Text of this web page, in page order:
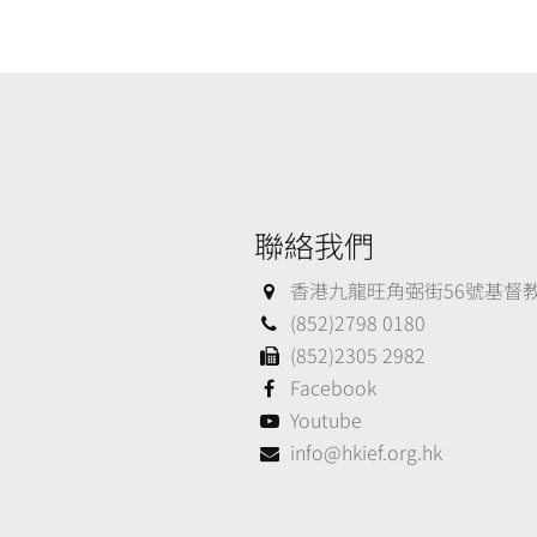
聯絡我們
香港九龍旺角弼街56號基督
(852)2798 0180
(852)2305 2982
Facebook
Youtube
info@hkief.org.hk